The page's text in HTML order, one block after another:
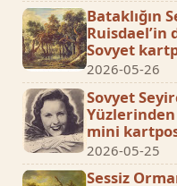
Bataklığın
Ruisdael’in
Sovyet
2026-05-26
Sovyet
mini
2026-05-25
Sessiz